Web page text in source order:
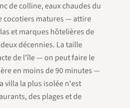
de colline, eaux chaudes du
cocotiers matures — attire
et marques hôtelières de
décennies. La taille
de l'île — on peut faire le
en moins de 90 minutes —
villa la plus isolée n'est
des plages et de